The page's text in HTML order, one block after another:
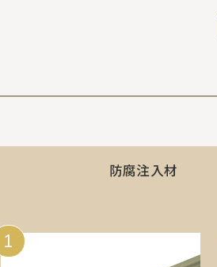
防腐注入材
1